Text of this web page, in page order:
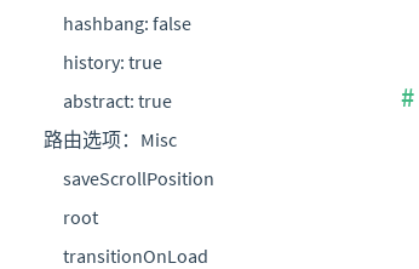
hashbang: false
history: true
abstract: true
路由选项：Misc
saveScrollPosition
root
transitionOnLoad